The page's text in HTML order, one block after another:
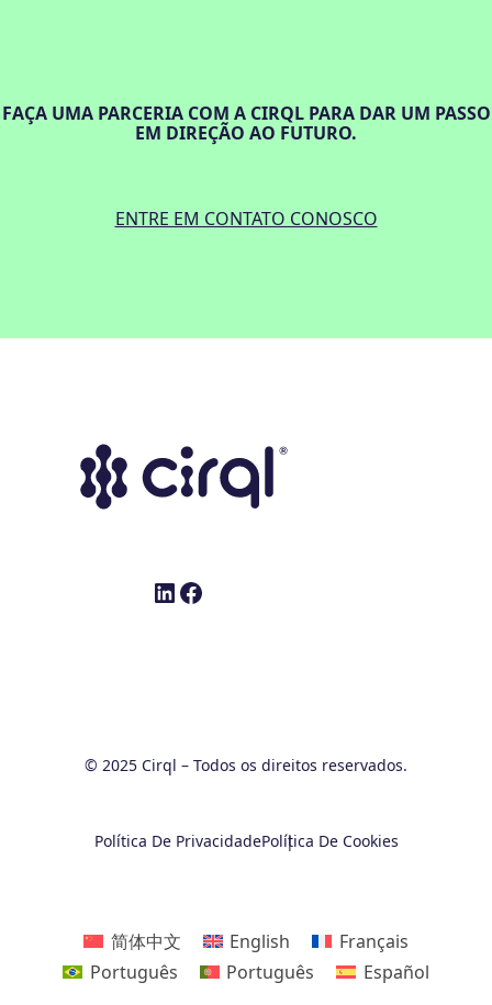
FAÇA UMA PARCERIA COM A CIRQL PARA DAR UM PASSO
EM DIREÇÃO AO FUTURO.
ENTRE EM CONTATO CONOSCO
LinkedIn
Facebook
© 2025 Cirql – Todos os direitos reservados.
Política De PrivacidadePolítica De Cookies
简体中文 English
Français
Português
Português Español